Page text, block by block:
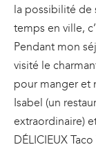
la possibilité de
temps en ville,
Pendant mon
visité le
pour manger et
Isabel (un
extraordinaire)
DÉLICIEUX